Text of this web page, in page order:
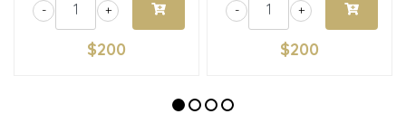
+
-
$200
+
-
$200